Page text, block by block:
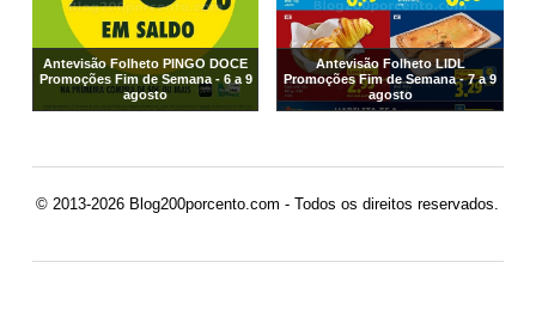
Antevisão Folheto PINGO DOCE
Promoções Fim de Semana - 6 a 9
agosto
Antevisão Folheto LIDL
Promoções Fim de Semana - 7 a 9
agosto
© 2013-2026 Blog200porcento.com - Todos os direitos reservados.